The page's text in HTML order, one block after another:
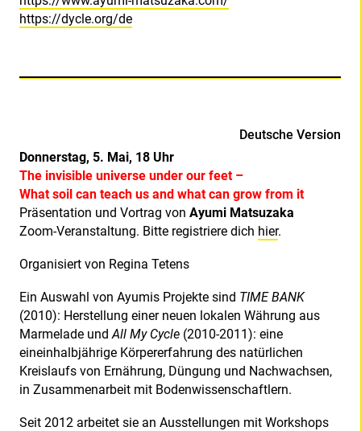
https://dycle.org/de
Deutsche Version
Donnerstag, 5. Mai, 18 Uhr
The invisible universe under our feet –
What soil can teach us and what can grow from it
Präsentation und Vortrag von Ayumi Matsuzaka
Zoom-Veranstaltung. Bitte registriere dich hier.
Organisiert von Regina Tetens
Ein Auswahl von Ayumis Projekte sind TIME BANK
(2010): Herstellung einer neuen lokalen Währung aus
Marmelade und All My Cycle (2010-2011): eine
eineinhalbjährige Körpererfahrung des natürlichen
Kreislaufs von Ernährung, Düngung und Nachwachsen,
in Zusammenarbeit mit Bodenwissenschaftlern.
Seit 2012 arbeitet sie an Ausstellungen mit Workshops